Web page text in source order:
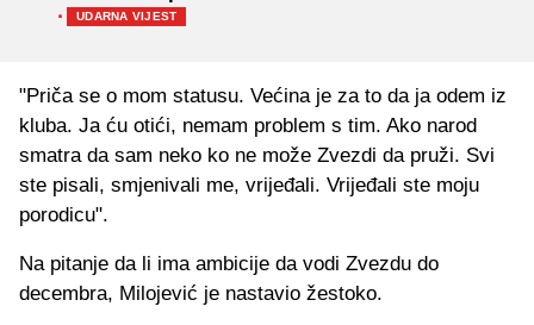
· UDARNA VIJEST
"Priča se o mom statusu. Većina je za to da ja odem iz
kluba. Ja ću otići, nemam problem s tim. Ako narod
smatra da sam neko ko ne može Zvezdi da pruži. Svi
ste pisali, smjenivali me, vrijeđali. Vrijeđali ste moju
porodicu".
Na pitanje da li ima ambicije da vodi Zvezdu do
decembra, Milojević je nastavio žestoko.